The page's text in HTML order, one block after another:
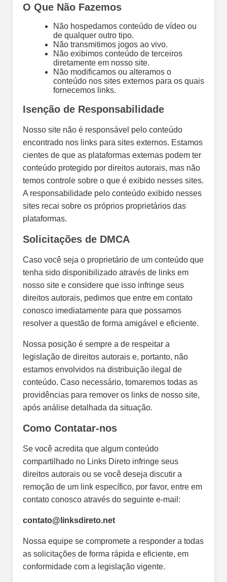
O Que Não Fazemos
Não hospedamos conteúdo de vídeo ou
de qualquer outro tipo.
Não transmitimos jogos ao vivo.
Não exibimos conteúdo de terceiros
diretamente em nosso site.
Não modificamos ou alteramos o
conteúdo nos sites externos para os quais
fornecemos links.
Isenção de Responsabilidade
Nosso site não é responsável pelo conteúdo
encontrado nos links para sites externos. Estamos
cientes de que as plataformas externas podem ter
conteúdo protegido por direitos autorais, mas não
temos controle sobre o que é exibido nesses sites.
A responsabilidade pelo conteúdo exibido nesses
sites recai sobre os próprios proprietários das
plataformas.
Solicitações de DMCA
Caso você seja o proprietário de um conteúdo que
tenha sido disponibilizado através de links em
nosso site e considere que isso infringe seus
direitos autorais, pedimos que entre em contato
conosco imediatamente para que possamos
resolver a questão de forma amigável e eficiente.
Nossa posição é sempre a de respeitar a
legislação de direitos autorais e, portanto, não
estamos envolvidos na distribuição ilegal de
conteúdo. Caso necessário, tomaremos todas as
providências para remover os links de nosso site,
após análise detalhada da situação.
Como Contatar-nos
Se você acredita que algum conteúdo
compartilhado no Links Direto infringe seus
direitos autorais ou se você deseja discutir a
remoção de um link específico, por favor, entre em
contato conosco através do seguinte e-mail:
contato@linksdireto.net
Nossa equipe se compromete a responder a todas
as solicitações de forma rápida e eficiente, em
conformidade com a legislação vigente.